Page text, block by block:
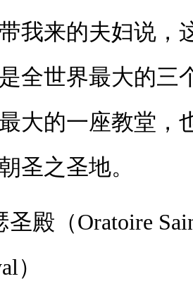
我来的夫妇说，
全世界最大的三
大的一座教堂，
圣之圣地。
圣殿（Oratoire
）